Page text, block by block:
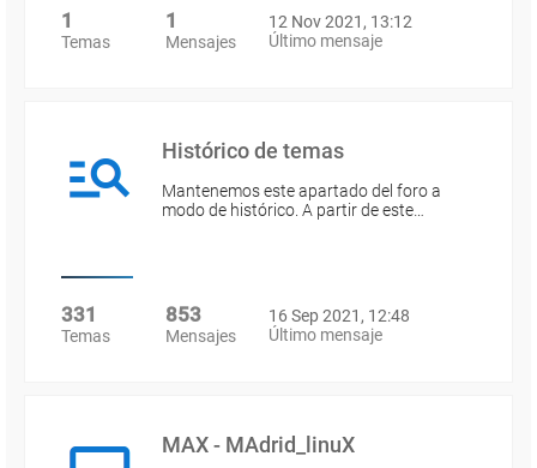
1
Temas
1
Mensajes
12 Nov 2021, 13:12
Último mensaje
Histórico de temas
Mantenemos este apartado del foro a
modo de histórico. A partir de este…
331
Temas
853
Mensajes
16 Sep 2021, 12:48
Último mensaje
MAX - MAdrid_linuX